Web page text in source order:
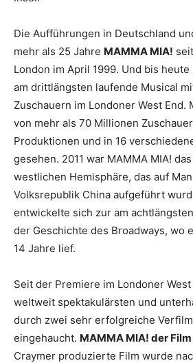
Die Aufführungen in Deutschland
mehr als 25 Jahre MAMMA MIA!
London im April 1999. Und bis heute
am drittlängsten laufende Musical
Zuschauern im Londoner West End.
von mehr als 70 Millionen
Produktionen und in 16
gesehen. 2011 war MAMMA MIA!
westlichen Hemisphäre, das auf
Volksrepublik China aufgeführt
entwickelte sich zur am
der Geschichte des Broadways, wo
14 Jahre lief.
Seit der Premiere im Londoner
weltweit spektakulärsten und
durch zwei sehr erfolgreiche
eingehaucht. MAMMA MIA! der Film
Craymer produzierte Film wurde